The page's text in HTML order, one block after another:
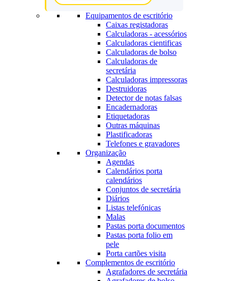
Equipamentos de escritório
Caixas registadoras
Calculadoras - acessórios
Calculadoras cientificas
Calculadoras de bolso
Calculadoras de
secretária
Calculadoras impressoras
Destruidoras
Detector de notas falsas
Encadernadoras
Etiquetadoras
Outras máquinas
Plastificadoras
Telefones e gravadores
Organização
Agendas
Calendários porta
calendários
Conjuntos de secretária
Diários
Listas telefónicas
Malas
Pastas porta documentos
Pastas porta folio em
pele
Porta cartões visita
Complementos de escritório
Agrafadores de secretária